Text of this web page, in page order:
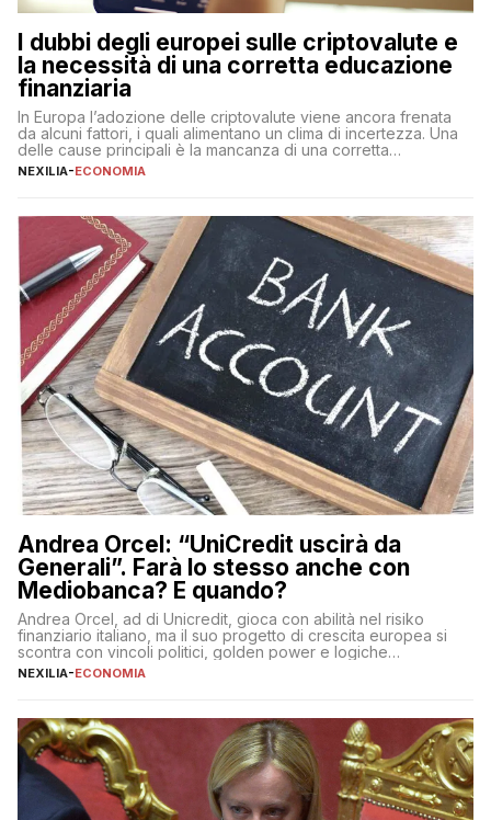
I dubbi degli europei sulle criptovalute e
la necessità di una corretta educazione
finanziaria
In Europa l’adozione delle criptovalute viene ancora frenata
da alcuni fattori, i quali alimentano un clima di incertezza. Una
delle cause principali è la mancanza di una corretta
educazione finanziaria, che impedisce ad una larga parte della
sulle criptovalute: […]
NEXILIA-ECONOMIA
Andrea Orcel: “UniCredit uscirà da
Generali”. Farà lo stesso anche con
Mediobanca? E quando?
Andrea Orcel, ad di Unicredit, gioca con abilità nel risiko
finanziario italiano, ma il suo progetto di crescita europea si
scontra con vincoli politici, golden power e logiche
protezionistiche. Orcel e la mossa su Generali Andrea Orcel,
NEXILIA-ECONOMIA